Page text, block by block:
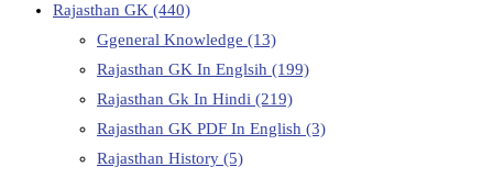
Rajasthan GK (440)
Ggeneral Knowledge (13)
Rajasthan GK In Englsih (199)
Rajasthan Gk In Hindi (219)
Rajasthan GK PDF In English (3)
Rajasthan History (5)